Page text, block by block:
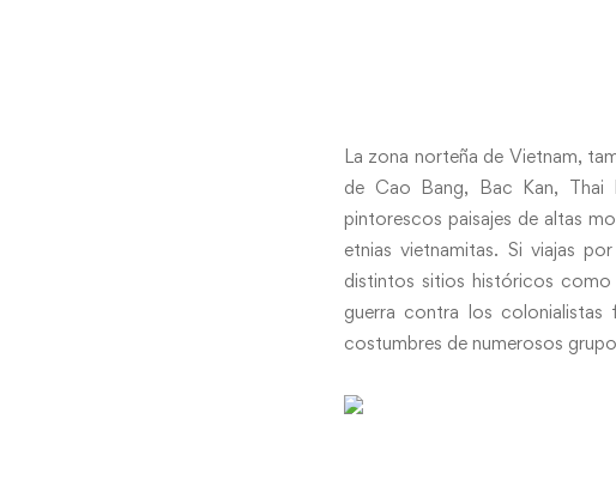
La zona norteña de Vietnam,
de Cao Bang, Bac Kan, Thai
pintorescos paisajes de altas
etnias vietnamitas. Si viajas
distintos sitios históricos como
guerra contra los colonialistas
costumbres de numerosos